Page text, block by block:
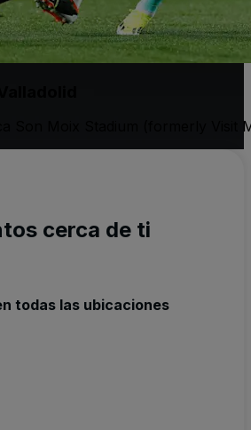
Son Moix Stadium (formerly Visit
cerca de ti
todas las ubicaciones